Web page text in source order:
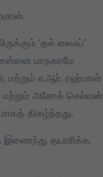
‘தக் லைஃப்’
மாநகரமே
மற்றும் ஏ.ஆர். ரஹ்மான்
மற்றும் அசோக் செல்வன்
திகழ்ந்தது.
இணைந்து தயாரிக்க,
வெற்றிக்
தலைவர்
Mar 28, 2025